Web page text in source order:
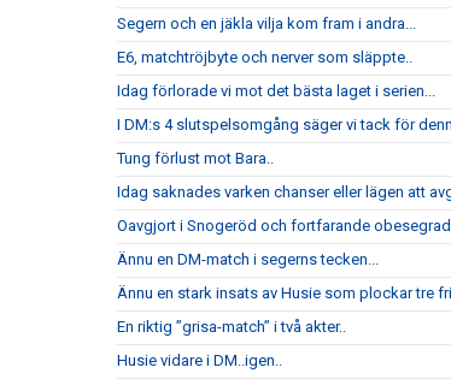
Segern och en jäkla vilja kom fram i andra...
E6, matchtröjbyte och nerver som släppte..
Idag förlorade vi mot det bästa laget i serien...
I DM:s 4 slutspelsomgång säger vi tack för
Tung förlust mot Bara..
Idag saknades varken chanser eller lägen att
Oavgjort i Snogeröd och fortfarande
Ännu en DM-match i segerns tecken...
Ännu en stark insats av Husie som plockar tre
En riktig ”grisa-match” i två akter..
Husie vidare i DM..igen..